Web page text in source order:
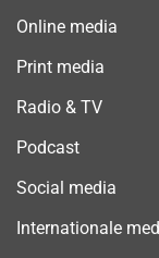
Online media
Print media
Radio & TV
Podcast
Social media
Internationale